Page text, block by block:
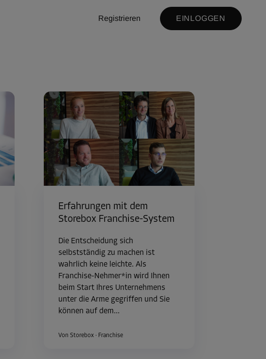
Registrieren EINLOGGEN
Erfahrungen mit dem
Storebox Franchise-System
Die Entscheidung sich
selbstständig zu machen ist
wahrlich keine leichte. Als
Franchise-Nehmer*in wird Ihnen
beim Start Ihres Unternehmens
unter die Arme gegriffen und Sie
können auf dem...
Von Storebox · Franchise